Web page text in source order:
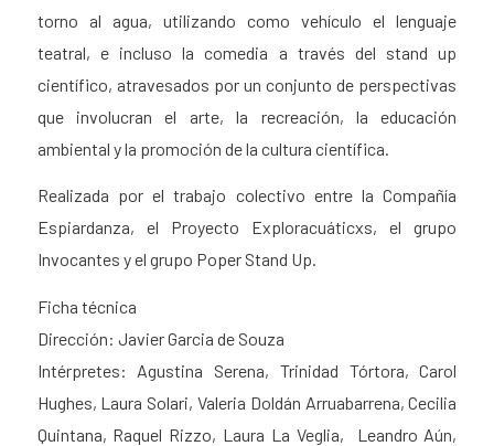
torno al agua, utilizando como vehículo el lenguaje
teatral, e incluso la comedia a través del stand up
científico, atravesados por un conjunto de perspectivas
que involucran el arte, la recreación, la educación
ambiental y la promoción de la cultura científica.
Realizada por el trabajo colectivo entre la Compañía
Espiardanza, el Proyecto Exploracuáticxs, el grupo
Invocantes y el grupo Poper Stand Up.
Ficha técnica
Dirección: Javier Garcia de Souza
Intérpretes: Agustina Serena, Trinidad Tórtora, Carol
Hughes, Laura Solari, Valeria Doldán Arruabarrena, Cecilia
Quintana, Raquel Rizzo, Laura La Veglia, Leandro Aún,